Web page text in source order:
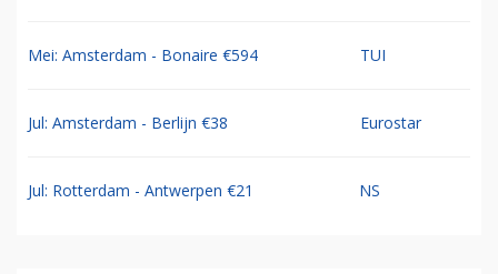
Mei: Amsterdam - Bonaire €594 TUI
Jul: Amsterdam - Berlijn €38 Eurostar
Jul: Rotterdam - Antwerpen €21 NS